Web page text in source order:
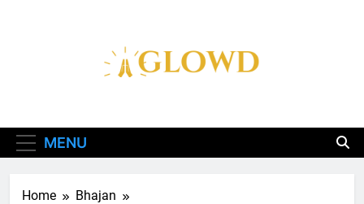
Aarti, Katha Aur
Chalisa Hindi Me
MENU
Home
Bhajan